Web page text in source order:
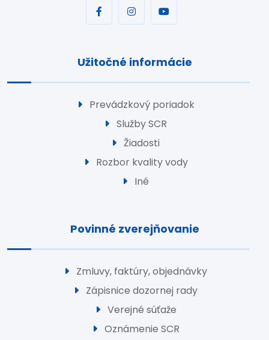
Užitočné informácie
Prevádzkový poriadok
Služby SCR
Žiadosti
Rozbor kvality vody
Iné
Povinné zverejňovanie
Zmluvy, faktúry, objednávky
Zápisnice dozornej rady
Verejné súťaže
Oznámenie SCR